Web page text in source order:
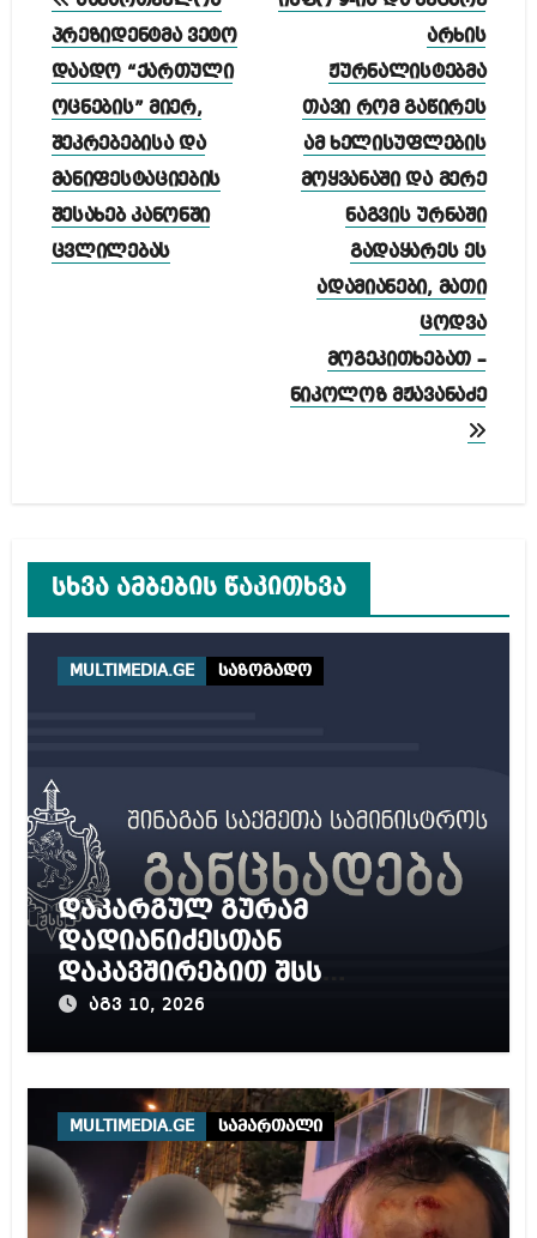
ნავიგაცია
პრეზიდენტმა ვეტო
დაადო “ქართული
ოცნების” მიერ,
შეკრებებისა და
მანიფესტაციების
შესახებ კანონში
ცვლილებას
არხის
ჟურნალისტებმა
თავი რომ გაწირეს
ამ ხელისუფლების
მოყვანაში და მერე
ნაგვის ურნაში
გადაყარეს ეს
ადამიანები, მათი
ცოდვა
მოგეკითხებათ –
ნიკოლოზ მჟავანაძე
სხვა ამბების წაკითხვა
MULTIMEDIA.GE საზოგადო
დაკარგულ გურამ
დადიანიძესთან
დაკავშირებით შსს
განცხადებას ავრცელებს
აგვ 10, 2026
MULTIMEDIA.GE სამართალი